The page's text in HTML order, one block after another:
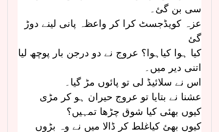
سی بن گئ۔
عزہ کویڈجسٹ کرا کر واعظہ پانی لینے دوڑ
گئ
کیا ہوا کیاہوا؟ عروج نے دو درجن بار پوچھ لیا
اتنی دیر میں۔
اس نے سلائیڈ لی تو پائوں مڑ گیا۔
عشنا نے بتایا تو عروج حیران ہو کر مڑی
کیوں بھئی کیا شوق چڑھا تمہیں؟
کیوں بھئ کیاغلط کر ڈالا میں نے وہ بڑوں